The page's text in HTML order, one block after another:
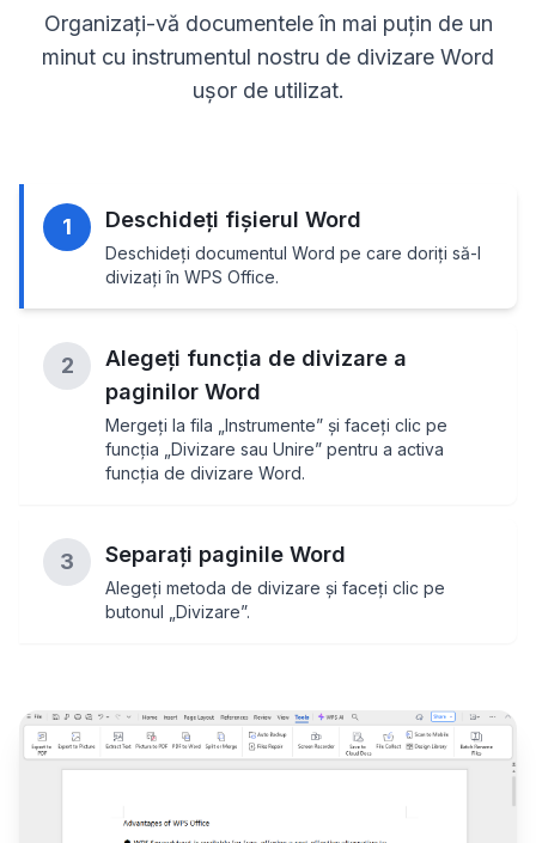
Organizați-vă documentele în mai puțin de un
minut cu instrumentul nostru de divizare Word
ușor de utilizat.
1 Deschideți fișierul Word
Deschideți documentul Word pe care doriți să-l
divizați în WPS Office.
2
Alegeți funcția de divizare a
paginilor Word
Mergeți la fila „Instrumente” și faceți clic pe
funcția „Divizare sau Unire” pentru a activa
funcția de divizare Word.
3 Separați paginile Word
Alegeți metoda de divizare și faceți clic pe
butonul „Divizare”.